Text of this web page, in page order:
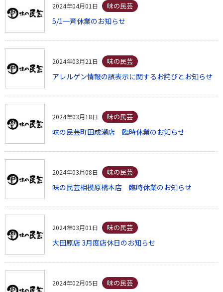
2024年04月01日 味の民芸
5/1一斉休業のお知らせ
2024年03月21日 味の民芸
アレルゲン情報の誤表示に関するお詫びとお知らせ
2024年03月18日 味の民芸
味の民芸町田成瀬店 臨時休業のお知らせ
2024年03月08日 味の民芸
味の民芸相模原橋本店 臨時休業のお知らせ
2024年03月01日 味の民芸
大田原店 3月度店休日のお知らせ
2024年02月05日 味の民芸